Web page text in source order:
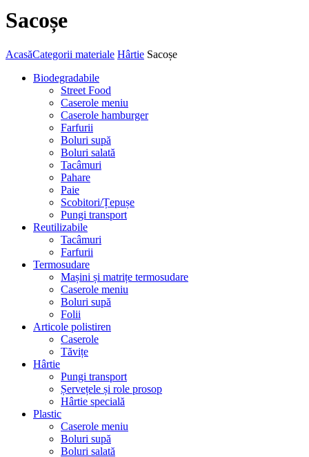
Sacoșe
AcasăCategorii materiale Hârtie Sacoșe
Biodegradabile
Street Food
Caserole meniu
Caserole hamburger
Farfurii
Boluri supă
Boluri salată
Tacâmuri
Pahare
Paie
Scobitori/Țepușe
Pungi transport
Reutilizabile
Tacâmuri
Farfurii
Termosudare
Mașini și matrițe termosudare
Caserole meniu
Boluri supă
Folii
Articole polistiren
Caserole
Tăvițe
Hârtie
Pungi transport
Șervețele și role prosop
Hârtie specială
Plastic
Caserole meniu
Boluri supă
Boluri salată